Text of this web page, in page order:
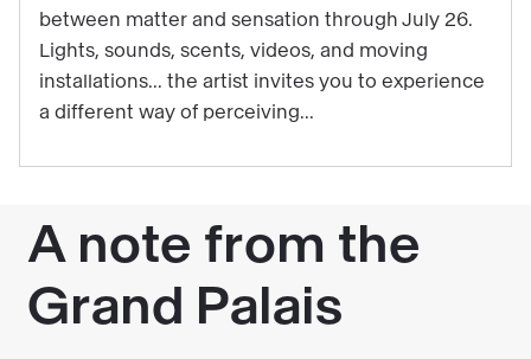
starry
thrills:
Laure
exhibition
now
between matter and sensation through July 26.
Lights, sounds, scents, videos, and moving
installations... the artist invites you to experience
a different way of perceiving...